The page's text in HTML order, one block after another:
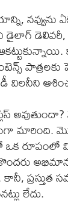
నవ్వును
డైలాగ్
పాత్రలకు
విలనీని
రూపంలో
లేదు.